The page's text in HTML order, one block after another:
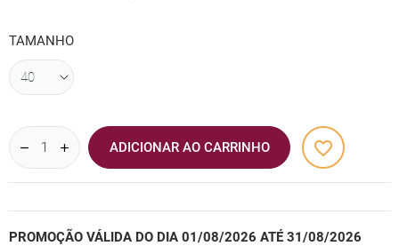
TAMANHO
ADICIONAR AO CARRINHO favorite_border
PROMOÇÃO VÁLIDA DO DIA 01/08/2026 ATÉ 31/08/2026